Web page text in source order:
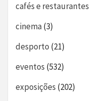
cafés e restaurantes
cinema(3)
desporto (21)
eventos (532)
exposições (202)